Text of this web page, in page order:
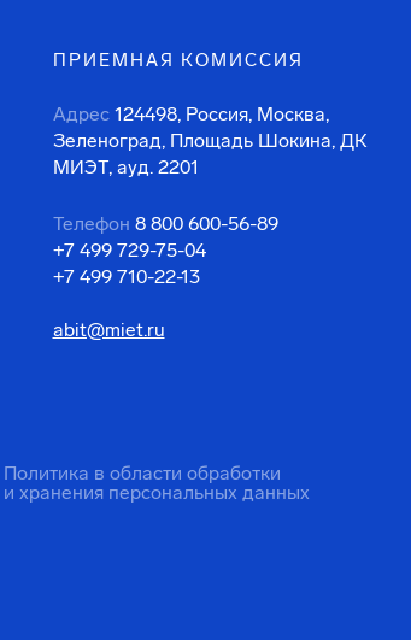
ПРИЕМНАЯ КОМИССИЯ
Адрес 124498, Россия, Москва,
Зеленоград, Площадь Шокина, ДК
МИЭТ, ауд. 2201
Телефон 8 800 600-56-89
+7 499 729-75-04
+7 499 710-22-13
abit@miet.ru
Политика в области обработки
и хранения персональных данных